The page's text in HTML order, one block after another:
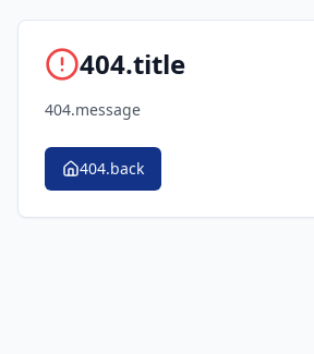
404.title
404.message
404.back